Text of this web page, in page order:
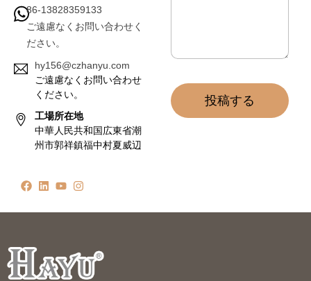
86-13828359133
ご遠慮なくお問い合わせく
ださい。
hy156@czhanyu.com
ご遠慮なくお問い合わせ
ください。
工場所在地
中華人民共和国広東省潮
州市郭祥鎮福中村夏威辺
投稿する